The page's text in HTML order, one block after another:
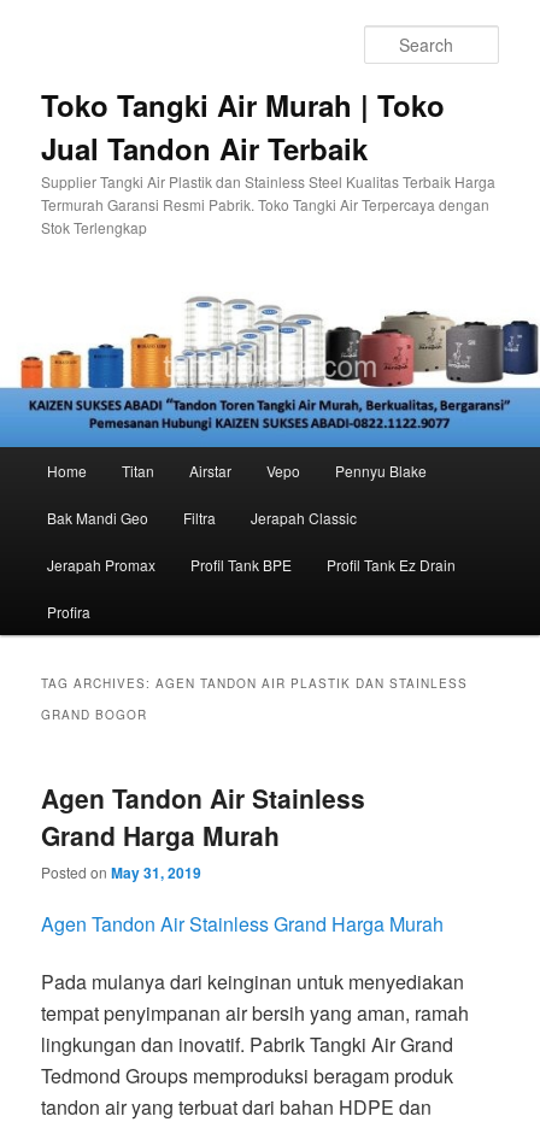
Toko Tangki Air Murah | Toko
Jual Tandon Air Terbaik
Supplier Tangki Air Plastik dan Stainless Steel Kualitas Terbaik Harga
Termurah Garansi Resmi Pabrik. Toko Tangki Air Terpercaya dengan
Stok Terlengkap
Home Titan Airstar Vepo Pennyu Blake
Bak Mandi Geo Filtra Jerapah Classic
Jerapah Promax Profil Tank BPE Profil Tank Ez Drain
Profira
TAG ARCHIVES:AGEN TANDON AIR PLASTIK DAN STAINLESS
GRAND BOGOR
Agen Tandon Air Stainless
Grand Harga Murah
Posted onMay 31, 2019
Agen Tandon Air Stainless Grand Harga Murah
Pada mulanya dari keinginan untuk menyediakan
tempat penyimpanan air bersih yang aman, ramah
lingkungan dan inovatif. Pabrik Tangki Air Grand
Tedmond Groups memproduksi beragam produk
tandon air yang terbuat dari bahan HDPE dan